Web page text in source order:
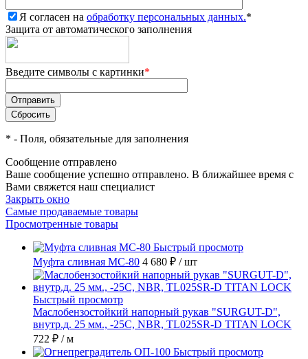
Я согласен на обработку персональных данных.*
Защита от автоматического заполнения
Введите символы с картинки*
* - Поля, обязательные для заполнения
Сообщение отправлено
Ваше сообщение успешно отправлено. В ближайшее время с
Вами свяжется наш специалист
Закрыть окно
Самые продаваемые товары
Просмотренные товары
Быстрый просмотр
Муфта сливная МС-80 4 680 ₽ / шт
Быстрый просмотр
Маслобензостойкий напорный рукав "SURGUT-D",
внутр.д. 25 мм., -25C, NBR, TL025SR-D TITAN LOCK
722 ₽ / м
Быстрый просмотр